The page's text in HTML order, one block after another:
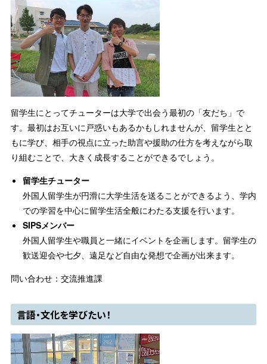
留学生にとってチューターは大学で出会う最初の「友だち」で
す。最初はお互いに戸惑いもあるかもしれませんが、留学生とと
もに学び、相手の視点に立った助言や援助の仕方を考えながら取
り組むことで、大きく成長することができるでしょう。
留学生チューター
外国人留学生が円滑に大学生活を送ることができるよう、学内
での学習を中心に留学生活全般にわたる支援を行います。
SIPSメンバー
外国人留学生や職員と一緒にイベントを企画します。留学生の
歓送迎会や七夕、遠足など自由な発想で企画が出来ます。
問い合わせ：交流推進課
言語・文化を学びたい！